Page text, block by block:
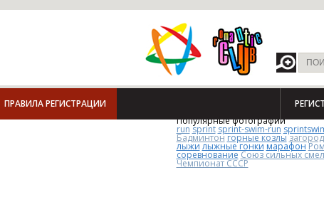
ПРАВИЛА РЕГИСТРАЦИИ
Популярные фотографии
run sprint sprint-swim-run
Бадминтонгорные козлы
лыжилыжные гонкимарафон
соревнованиеСоюз сильных
Чемпионат СССР